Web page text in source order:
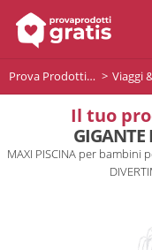
Prova Prodotti Gratis Viaggi
Il tuo
MAXI PISCINA per